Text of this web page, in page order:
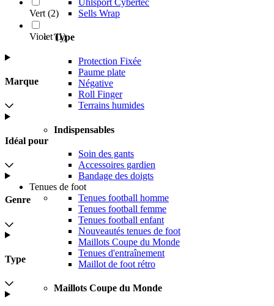
Sells Wrap
Type
Protection Fixée
Paume plate
Négative
Roll Finger
Terrains humides
Indispensables
Soin des gants
Accessoires gardien
Bandage des doigts
Tenues de foot
Tenues football homme
Tenues football femme
Tenues football enfant
Nouveautés tenues de foot
Maillots Coupe du Monde
Tenues d'entraînement
Maillot de foot rétro
Maillots Coupe du Monde
Vert (2)
Violet (1)
Marque
Idéal pour
Genre
Type